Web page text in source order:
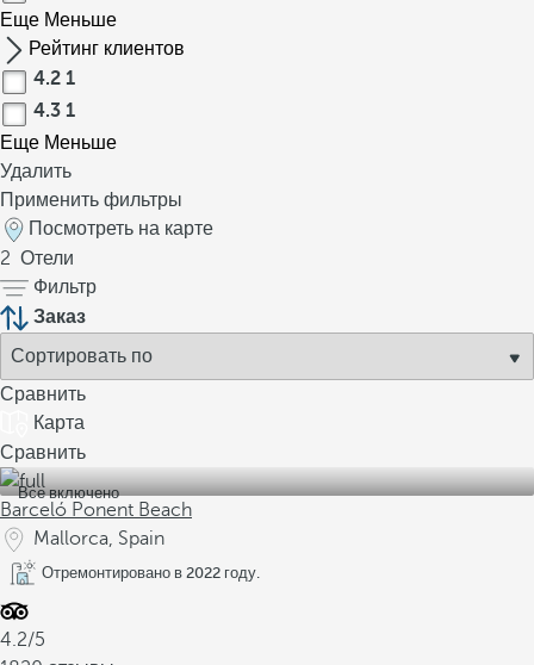
Еще Меньше
Рейтинг клиентов
4.2 1
4.3 1
Еще Меньше
Удалить
Применить фильтры
Посмотреть на карте
2 Отели
Фильтр
Заказ
Сравнить
Карта
Сравнить
Все включено
Barceló Ponent Beach
Mallorca, Spain
Отремонтировано в 2022 году.
4.2/5